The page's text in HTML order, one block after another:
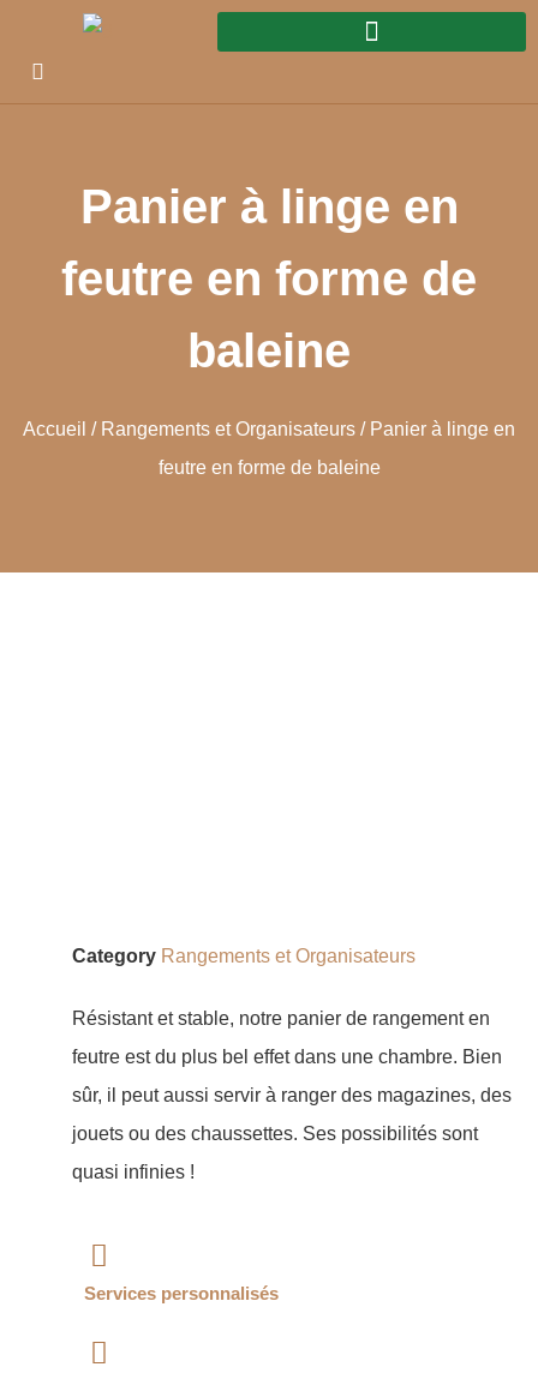
Panier à linge en
feutre en forme de
baleine
Accueil / Rangements et Organisateurs / Panier à linge en
feutre en forme de baleine
Category Rangements et Organisateurs
Résistant et stable, notre panier de rangement en
feutre est du plus bel effet dans une chambre. Bien
sûr, il peut aussi servir à ranger des magazines, des
jouets ou des chaussettes. Ses possibilités sont
quasi infinies !
Services personnalisés